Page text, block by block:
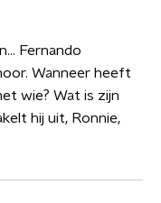
Fernando
Wanneer heeft
wie? Wat is zijn
hij uit, Ronnie,